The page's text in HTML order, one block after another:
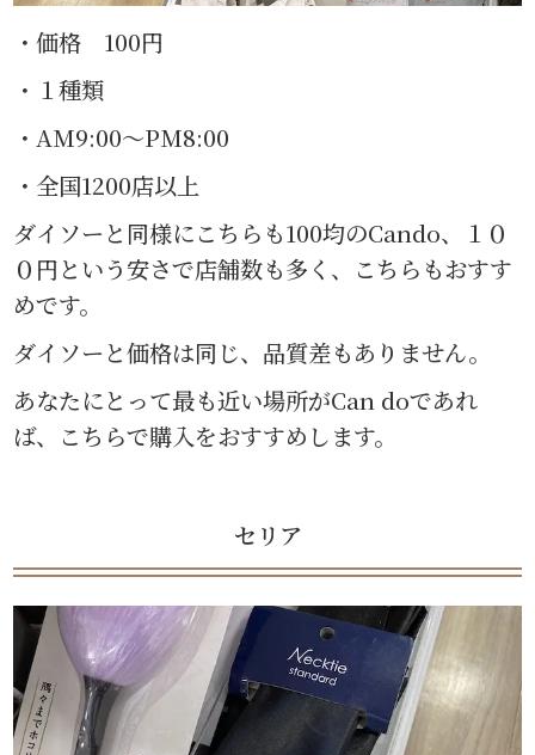
・価格 100円
・１種類
・AM9:00〜PM8:00
・全国1200店以上
ダイソーと同様にこちらも100均のCando、１０
０円という安さで店舗数も多く、こちらもおすす
めです。
ダイソーと価格は同じ、品質差もありません。
あなたにとって最も近い場所がCan doであれ
ば、こちらで購入をおすすめします。
セリア